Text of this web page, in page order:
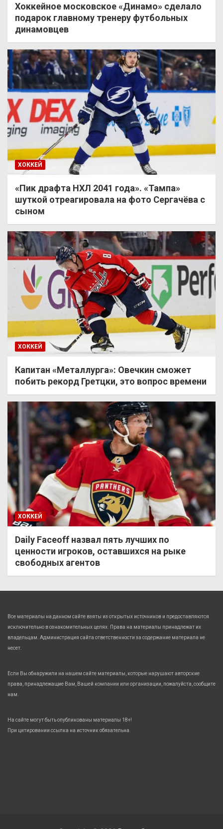
Хоккейное московское «Динамо» сделало
подарок главному тренеру футбольных
динамовцев
ХОККЕЙ
«Пик драфта НХЛ 2041 года». «Тампа»
шуткой отреагировала на фото Сергачёва с
сыном
ХОККЕЙ
Капитан «Металлурга»: Овечкин сможет
побить рекорд Гретцки, это вопрос времени
ХОККЕЙ
Daily Faceoff назвал пять лучших по
ценности игроков, оставшихся на рыке
свободных агентов
Все материалы на данном сайте взяты из открытых источников и предоставляются
исключительно в ознакомительных целях. Права на материалы принадлежат их
владельцам. Администрация сайта ответственности за содержание материала не
несет.
Если Вы обнаружили на нашем сайте материалы, которые нарушают авторские
права, принадлежащие Вам, Вашей компании или организации, пожалуйста, сообщите
нам.
На сайте могут быть опубликованы материалы 18+!
При цитировании ссылка на источник обязательна.